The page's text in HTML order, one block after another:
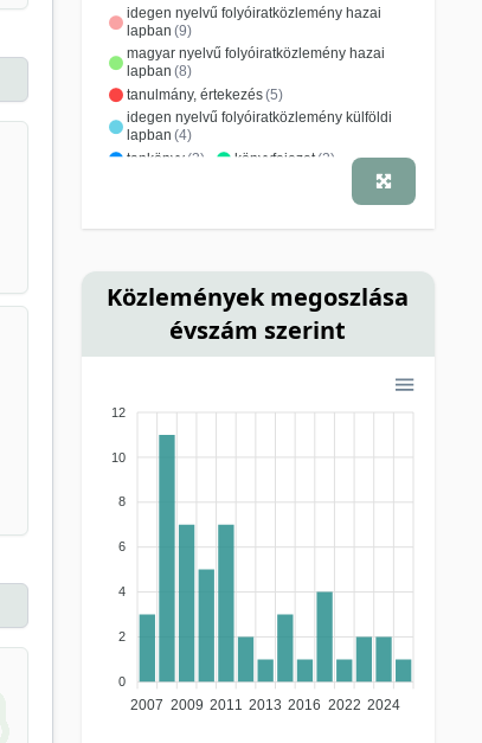
idegen nyelvű folyóiratközlemény hazai
lapban (9)
magyar nyelvű folyóiratközlemény hazai
lapban (8)
tanulmány, értekezés(5)
idegen nyelvű folyóiratközlemény külföldi
lapban (4)
tankönyv (3) könyvfejezet (2)
idézhető absztrakt(1)
Közlemények megoszlása
évszám szerint
12
10
8
6
4
2
0
2007 2009 2011 2013 2016 2022 2024